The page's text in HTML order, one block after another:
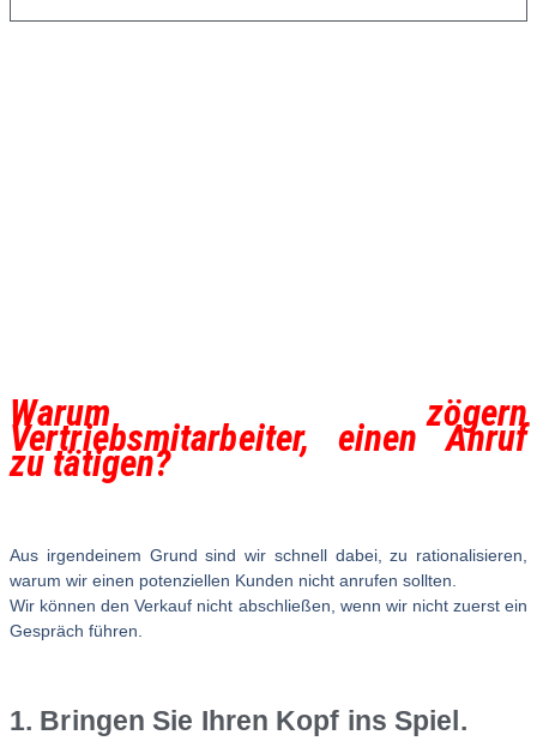
Warum zögern
Vertriebsmitarbeiter, einen Anruf
zu tätigen?
Aus irgendeinem Grund sind wir schnell dabei, zu rationalisieren,
warum wir einen potenziellen Kunden nicht anrufen sollten.
Wir können den Verkauf nicht abschließen, wenn wir nicht zuerst ein
Gespräch führen.
1. Bringen Sie Ihren Kopf ins Spiel.